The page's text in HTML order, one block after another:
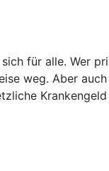
für alle. Wer
weg. Aber